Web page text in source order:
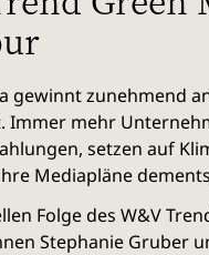
gewinnt zunehmend
Immer mehr
setzen auf
Mediapläne
Folge des W&V
Stephanie Gruber